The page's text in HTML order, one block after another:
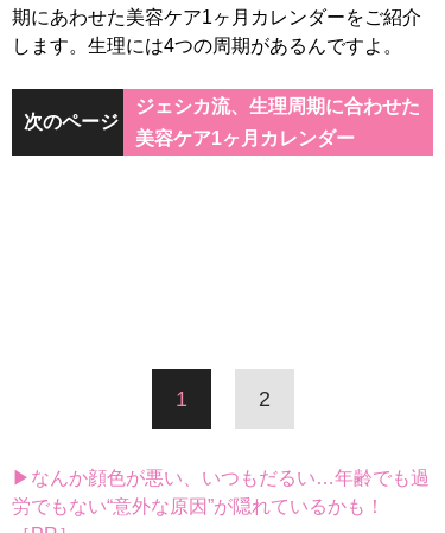
期にあわせた美容ケア1ヶ月カレンダーをご紹介
します。生理には4つの周期があるんですよ。
次のページ
ジェシカ流、生理周期に合わせた
美容ケア1ヶ月カレンダー
1 2
▶なんか顔色が悪い、いつもだるい…年齢でも過
労でもない“意外な原因”が隠れているかも！